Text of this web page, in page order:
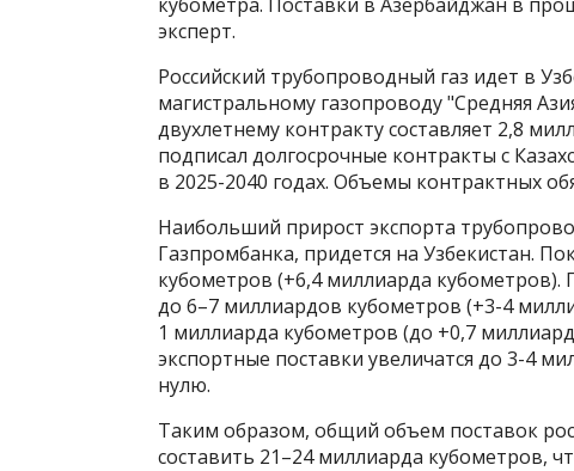
эксперт.
Российский трубопроводный газ идет в
магистральному газопроводу "Средняя
двухлетнему контракту составляет 2,8
подписал долгосрочные контракты с
в 2025-2040 годах. Объемы контрактных
Наибольший прирост экспорта
Газпромбанка, придется на Узбекистан.
кубометров (+6,4 миллиарда кубометров).
до 6–7 миллиардов кубометров (+3-4
1 миллиарда кубометров (до +0,7
экспортные поставки увеличатся до 3-4
нулю.
Таким образом, общий объем поставок
составить 21–24 миллиарда кубометров,